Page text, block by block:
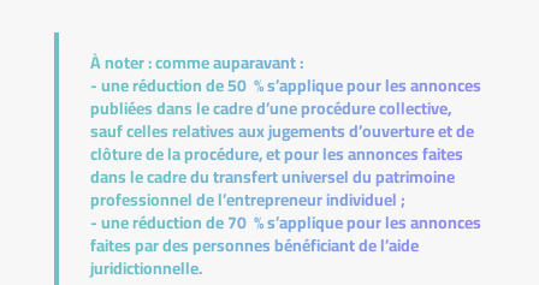
À noter :comme auparavant :
- une réduction de 50 % s’applique pour les annonces
publiées dans le cadre d’une procédure collective,
sauf celles relatives aux jugements d’ouverture et de
clôture de la procédure, et pour les annonces faites
dans le cadre du transfert universel du patrimoine
professionnel de l’entrepreneur individuel ;
- une réduction de 70 % s’applique pour les annonces
faites par des personnes bénéficiant de l’aide
juridictionnelle.